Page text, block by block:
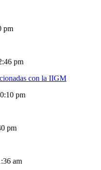
pm
pm
con la IIGM
pm
pm
am